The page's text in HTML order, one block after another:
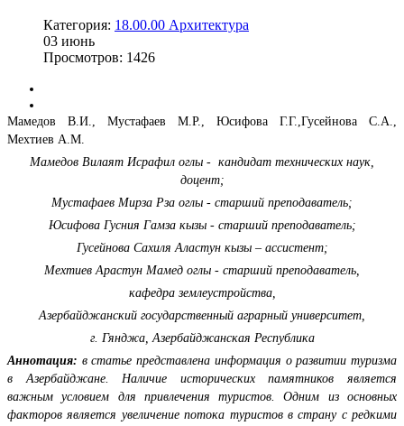
Категория: 18.00.00 Архитектура
03 июнь
Просмотров: 1426
Мамедов В.И., Мустафаев М.Р., Юсифова Г.Г.,Гусейнова С.А.,
Мехтиев А.М.
Мамедов Вилаят Исрафил оглы - кандидат технических наук,
доцент;
Мустафаев Мирза Рза оглы - старший преподаватель;
Юсифова Гусния Гамза кызы - старший преподаватель;
Гусейнова Сахиля Аластун кызы – ассистент;
Мехтиев Арастун Мамед оглы - старший преподаватель,
кафедра землеустройства,
Азербайджанский государственный аграрный университет,
г. Гянджа, Азербайджанская Республика
Аннотация: в статье представлена информация о развитии туризма
в Азербайджане. Наличие исторических памятников является
важным условием для привлечения туристов. Одним из основных
факторов является увеличение потока туристов в страну с редкими